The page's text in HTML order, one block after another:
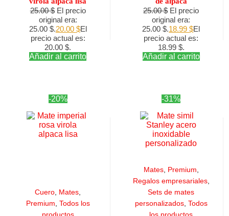
25.00$ El precio
original era:
25.00 $.20.00 $El
precio actual es:
20.00 $.
Añadir al carrito
25.00$ El precio
original era:
25.00 $.18.99$El
precio actual es:
18.99 $.
Añadir al carrito
-20%
Cuero Mates
Premium Todos los
-31%
Mates, Premium
Regalos empresariales,
Sets de mates
personalizados, Todos